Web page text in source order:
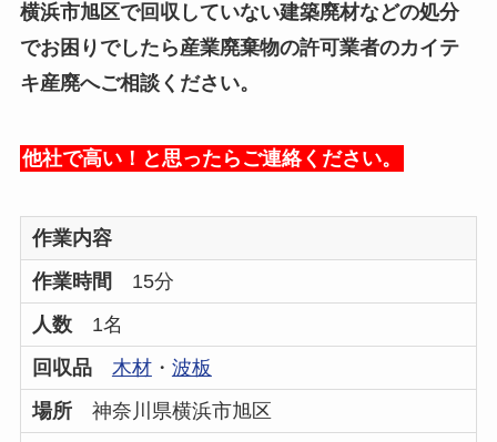
横浜市旭区で回収していない建築廃材などの処分
でお困りでしたら産業廃棄物の許可業者のカイテ
キ産廃へご相談ください。
他社で高い！と思ったらご連絡ください。
作業内容
作業時間 15分
人数1名
回収品
木材・ 波板
場所神奈川県横浜市旭区